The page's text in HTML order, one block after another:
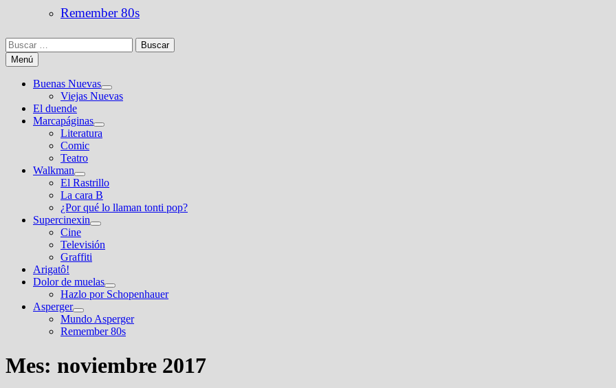
Remember 80s
Buscar:
Menú
Buenas Nuevas
Mostrar
el
Viejas Nuevas
El duende
Marcapáginas
Mostrar
el
Literatura
Comic
Teatro
Walkman
Mostrar
el
submenú
El Rastrillo
La cara B
¿Por qué lo llaman tonti pop?
Supercinexin
Mostrar
el
submenú
Cine
Televisión
Graffiti
Arigatô!
Dolor de muelas
Mostrar
el
Hazlo por Schopenhauer
Asperger
Mostrar
el
submenú
Mundo Asperger
Remember 80s
Mes: noviembre 2017